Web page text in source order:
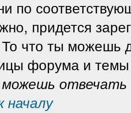
по
придется
что ты можешь
форума и
отвечать
началу